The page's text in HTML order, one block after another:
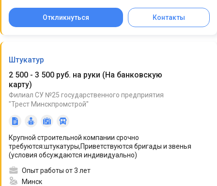
Откликнуться Контакты
Штукатур
2 500 - 3 500 руб. на руки (На банковскую
карту)
Филиал СУ №25 государственного предприятия
"Трест Минскпромстрой"
Крупной строительной компании срочно
требуются:штукатуры,Приветствуются бригады и звенья
(условия обсуждаются индивидуально)
Опыт работы от 3 лет
Минск